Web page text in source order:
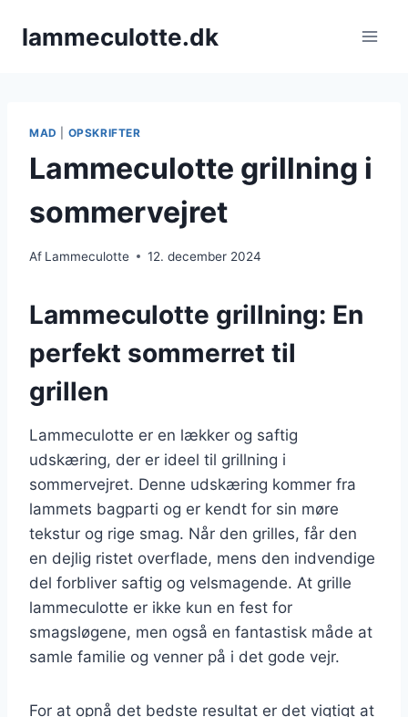
lammeculotte.dk
MAD OPSKRIFTER
Lammeculotte grillning i
sommervejret
Af Lammeculotte 12. december 2024
Lammeculotte grillning: En
perfekt sommerret til
grillen
Lammeculotte er en lækker og saftig
udskæring, der er ideel til grillning i
sommervejret. Denne udskæring kommer fra
lammets bagparti og er kendt for sin møre
tekstur og rige smag. Når den grilles, får den
en dejlig ristet overflade, mens den indvendige
del forbliver saftig og velsmagende. At grille
lammeculotte er ikke kun en fest for
smagsløgene, men også en fantastisk måde at
samle familie og venner på i det gode vejr.
For at opnå det bedste resultat er det vigtigt at